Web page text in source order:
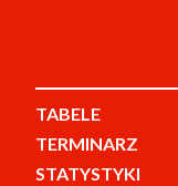
TABELE
TERMINARZ
STATYSTYKI